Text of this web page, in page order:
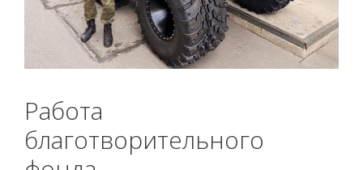
Работа
благотворительного